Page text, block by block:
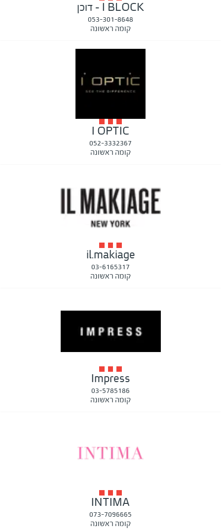
I BLOCK - דוכן
053-301-8648
קומה ראשונה
I OPTIC
052-3332367
קומה ראשונה
il.makiage
03-6165317
קומה ראשונה
Impress
03-5785186
קומה ראשונה
INTIMA
073-7096665
קומה ראשונה